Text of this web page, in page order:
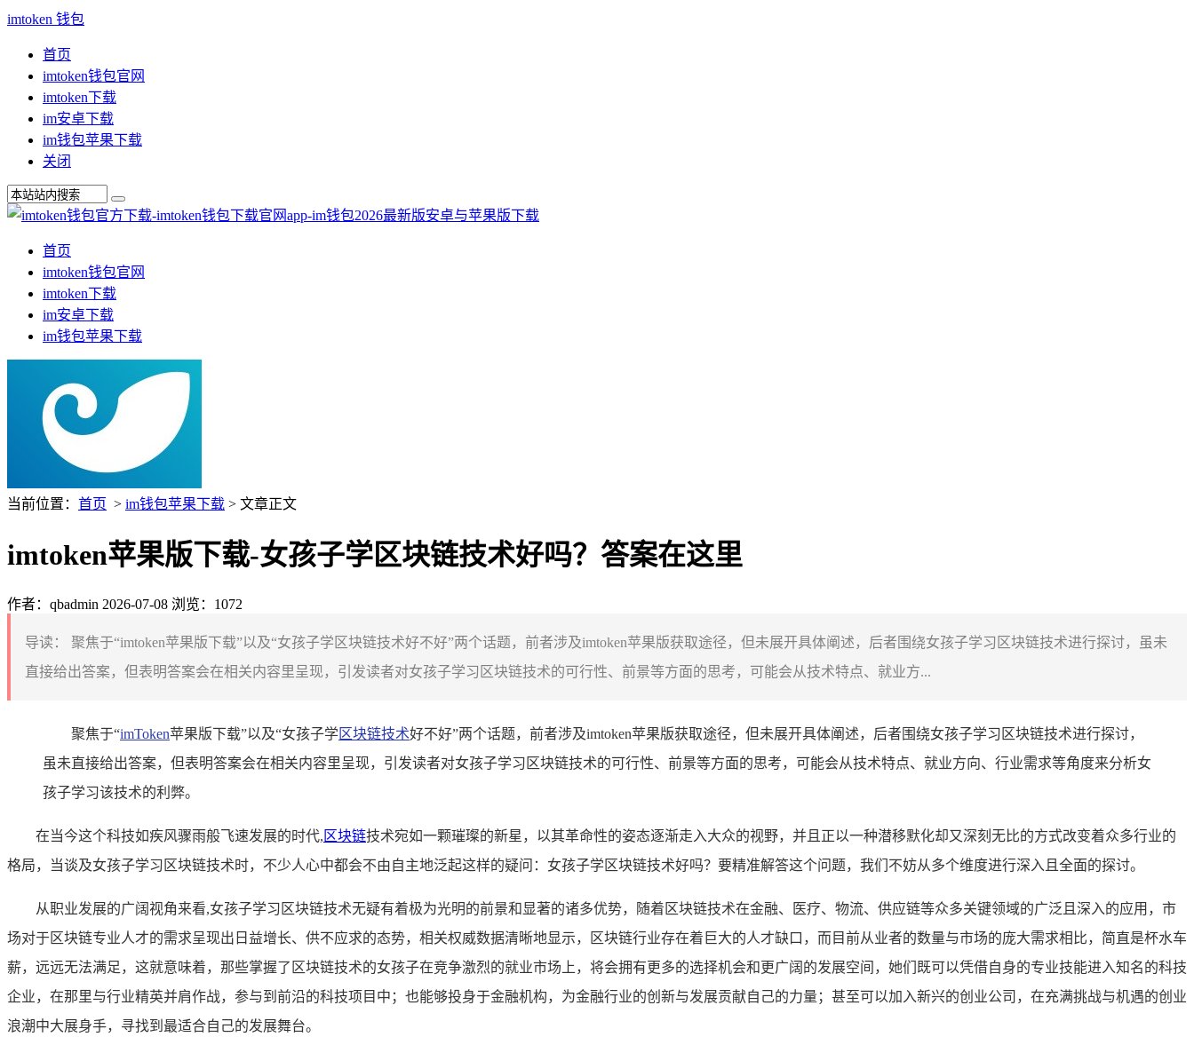
imtoken 钱包
首页
imtoken钱包官网
imtoken下载
im安卓下载
im钱包苹果下载
关闭
首页
imtoken钱包官网
imtoken下载
im安卓下载
im钱包苹果下载
当前位置： 首页 > im钱包苹果下载 > 文章正文
imtoken苹果版下载-女孩子学区块链技术好吗？答案在这里
作者：qbadmin 2026-07-08 浏览：1072
导读：
聚焦于“imtoken苹果版下载”以及“女孩子学区块链技术好不好”两个话题，前者涉及imtoken苹果版获取途径，但未展开具体阐述，后者围绕女孩子学习区块链技术进行探讨，虽未
直接给出答案，但表明答案会在相关内容里呈现，引发读者对女孩子学习区块链技术的可行性、前景等方面的思考，可能会从技术特点、就业方...
聚焦于“imToken苹果版下载”以及“女孩子学区块链技术好不好”两个话题，前者涉及imtoken苹果版获取途径，但未展开具体阐述，后者围绕女孩子学习区块链技术进行探讨，
虽未直接给出答案，但表明答案会在相关内容里呈现，引发读者对女孩子学习区块链技术的可行性、前景等方面的思考，可能会从技术特点、就业方向、行业需求等角度来分析女
孩子学习该技术的利弊。
在当今这个科技如疾风骤雨般飞速发展的时代, 区块链技术宛如一颗璀璨的新星，以其革命性的姿态逐渐走入大众的视野，并且正以一种潜移默化却又深刻无比的方式改变着众多行业的
格局，当谈及女孩子学习区块链技术时，不少人心中都会不由自主地泛起这样的疑问：女孩子学区块链技术好吗？要精准解答这个问题，我们不妨从多个维度进行深入且全面的探讨。
从职业发展的广阔视角来看,女孩子学习区块链技术无疑有着极为光明的前景和显著的诸多优势，随着区块链技术在金融、医疗、物流、供应链等众多关键领域的广泛且深入的应用，市
场对于区块链专业人才的需求呈现出日益增长、供不应求的态势，相关权威数据清晰地显示，区块链行业存在着巨大的人才缺口，而目前从业者的数量与市场的庞大需求相比，简直是杯水车
薪，远远无法满足，这就意味着，那些掌握了区块链技术的女孩子在竞争激烈的就业市场上，将会拥有更多的选择机会和更广阔的发展空间，她们既可以凭借自身的专业技能进入知名的科技
企业，在那里与行业精英并肩作战，参与到前沿的科技项目中；也能够投身于金融机构，为金融行业的创新与发展贡献自己的力量；甚至可以加入新兴的创业公司，在充满挑战与机遇的创业
浪潮中大展身手，寻找到最适合自己的发展舞台。